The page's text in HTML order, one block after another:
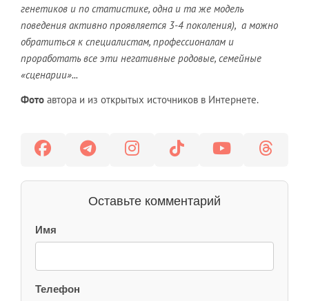
генетиков и по статистике, одна и та же модель
поведения активно проявляется 3-4 поколения), а можно
обратиться к специалистам, профессионалам и
проработать все эти негативные родовые, семейные
«сценарии»...
Фото автора и из открытых источников в Интернете.
Оставьте комментарий
Имя
Телефон